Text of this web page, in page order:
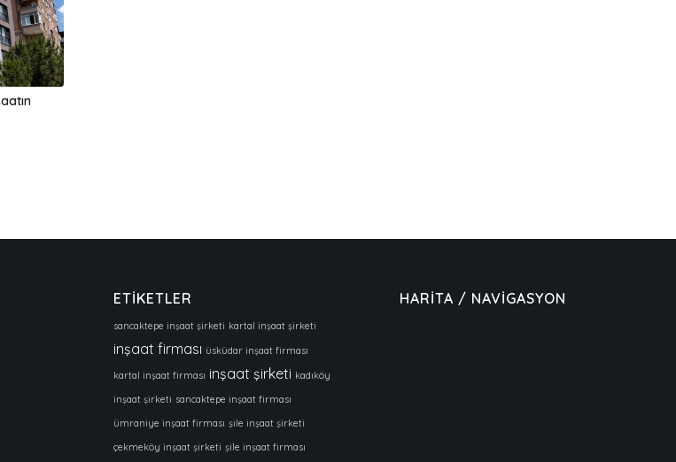
ETİKETLER
sancaktepe inşaat şirketi kartal inşaat şirketi
inşaat firması üsküdar inşaat firması
kartal inşaat firması inşaat şirketi kadıköy
inşaat şirketi sancaktepe inşaat firması
ümraniye inşaat firması şile inşaat şirketi
çekmeköy inşaat şirketi şile inşaat firması
HARİTA / NAVİGASYON